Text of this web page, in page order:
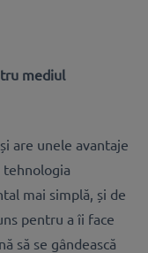
mediul
are unele avantaje
mai simplă, și de
pentru a îi face
să se gândească